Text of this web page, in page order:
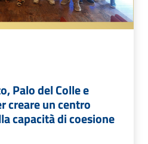
Palo del Colle e
creare un centro
capacità di coesione